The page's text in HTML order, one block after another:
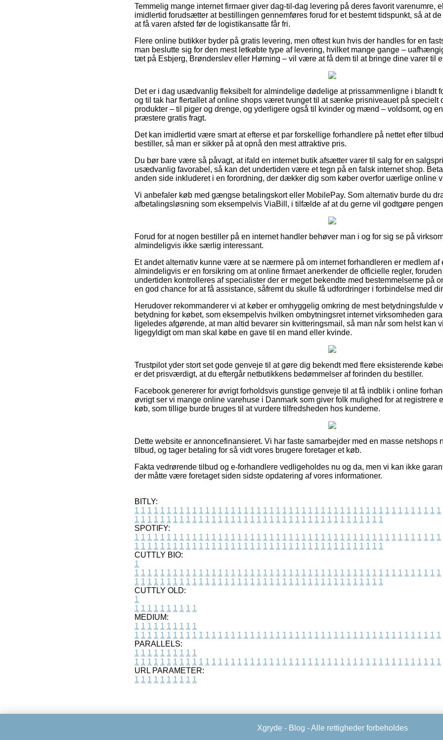
Temmelig mange internet firmaer giver dag-til-dag levering på deres favorit varenumre,
imidlertid forudsætter at bestillingen gennemføres forud for et bestemt tidspunkt, så at
at få varen afsted før de logistikansatte får fri.
Flere online butikker byder på gratis levering, men oftest kun hvis der handles for en
man beslutte sig for den mest letkøbte type af levering, hvilket mange gange –
tæt på Esbjerg, Brønderslev eller Hørning – vil være at få dem til at bringe dine varer til
Det er i dag usædvanlig fleksibelt for almindelige dødelige at prissammenligne i blandt
og til tak har flertallet af online shops været tvunget til at sænke prisniveauet på specielt
produkter – til piger og drenge, og yderligere også til kvinder og mænd – voldsomt, og
præstere gratis fragt.
Det kan imidlertid være smart at efterse et par forskellige forhandlere på nettet efter
bestiller, så man er sikker på at opnå den mest attraktive pris.
Du bør bare være så påvagt, at ifald en internet butik afsætter varer til salg for en
usædvanlig favorabel, så kan det undertiden være et tegn på en falsk internet shop.
anden side inkluderet i en forordning, der dækker dig som køber overfor uærlige online
Vi anbefaler køb med gængse betalingskort eller MobilePay. Som alternativ burde du
afbetalingsløsning som eksempelvis ViaBill, i tilfælde af at du gerne vil godtgøre
Forud for at nogen bestiller på en internet handler behøver man i og for sig se på
almindeligvis ikke særlig interessant.
Et andet alternativ kunne være at se nærmere på om internet forhandleren er medlem
almindeligvis er en forsikring om at online firmaet anerkender de officielle regler,
undertiden kontrolleres af specialister der er meget bekendte med bestemmelserne på
en god chance for at få assistance, såfremt du skulle få udfordringer i forbindelse med
Herudover rekommanderer vi at køber er omhyggelig omkring de mest betydningsfulde
betydning for købet, som eksempelvis hvilken ombytningsret internet virksomheden
ligeledes afgørende, at man altid bevarer sin kvitteringsmail, så man når som helst kan
ligegyldigt om man skal købe en gave til en mand eller kvinde.
Trustpilot yder stort set gode genveje til at gøre dig bekendt med flere eksisterende
er det prisværdigt, at du eftergår netbutikkens bedømmelser af forinden du bestiller.
Facebook genererer for øvrigt forholdsvis gunstige genveje til at få indblik i online
øvrigt ser vi mange online varehuse i Danmark som giver folk mulighed for at registrere
køb, som tillige burde bruges til at vurdere tilfredsheden hos kunderne.
Dette website er annoncefinansieret. Vi har faste samarbejder med en masse netshops
tilbud, og tager betaling for så vidt vores brugere foretager et køb.
Fakta vedrørende tilbud og e-forhandlere vedligeholdes nu og da, men vi kan ikke
der måtte være foretaget siden sidste opdatering af vores informationer.
BITLY:
1 1 1 1 1 1 1 1 1 1 1 1 1 1 1 1 1 1 1 1 1 1 1 1 1 1 1 1 1 1 1 1 1 1 1 1 1 1 1 1 1 1 1 1 1 1 1 1
1 1 1 1 1 1 1 1 1 1 1 1 1 1 1 1 1 1 1 1 1 1 1 1 1 1 1 1 1 1 1 1 1 1 1 1 1 1 1
SPOTIFY:
1 1 1 1 1 1 1 1 1 1 1 1 1 1 1 1 1 1 1 1 1 1 1 1 1 1 1 1 1 1 1 1 1 1 1 1 1 1 1 1 1 1 1 1 1 1 1 1
1 1 1 1 1 1 1 1 1 1 1 1 1 1 1 1 1 1 1 1 1 1 1 1 1 1 1 1 1 1 1 1 1 1 1 1 1 1 1
CUTTLY BIO:
1
1 1 1 1 1 1 1 1 1 1 1 1 1 1 1 1 1 1 1 1 1 1 1 1 1 1 1 1 1 1 1 1 1 1 1 1 1 1 1 1 1 1 1 1 1 1 1 1
1 1 1 1 1 1 1 1 1 1 1 1 1 1 1 1 1 1 1 1 1 1 1 1 1 1 1 1 1 1 1 1 1 1 1 1 1 1 1
CUTTLY OLD:
1
1 1 1 1 1 1 1 1 1 1
MEDIUM:
1 1 1 1 1 1 1 1 1 1
1 1 1 1 1 1 1 1 1 1 1 1 1 1 1 1 1 1 1 1 1 1 1 1 1 1 1 1 1 1 1 1 1 1 1 1 1 1 1 1 1 1 1 1 1 1 1 1
PARALLELS:
1 1 1 1 1 1 1 1 1 1
1 1 1 1 1 1 1 1 1 1 1 1 1 1 1 1 1 1 1 1 1 1 1 1 1 1 1 1 1 1 1 1 1 1 1 1 1 1 1 1 1 1 1 1 1 1 1 1
URL PARAMETER:
1 1 1 1 1 1 1 1 1 1
Xgryde - Blog - Alle rettigheder forbeholdes